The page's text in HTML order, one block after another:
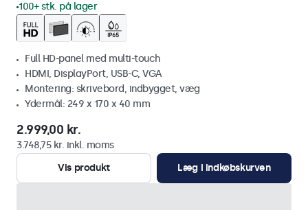
100+ stk. på lager
Full HD-panel med multi-touch
HDMI, DisplayPort, USB-C, VGA
Montering: skrivebord, indbygget, væg
Ydermål: 249 x 170 x 40 mm
2.999,00 kr.
3.748,75 kr. inkl. moms
Vis produkt
Læg i indkøbskurven